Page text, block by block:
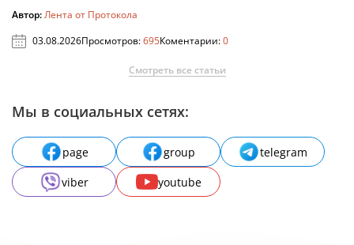
Автор:Лента от Протокола
03.08.2026Просмотров:695Коментарии:0
Смотреть все статьи
Мы в социальных сетях:
page group
telegram
viber
youtube